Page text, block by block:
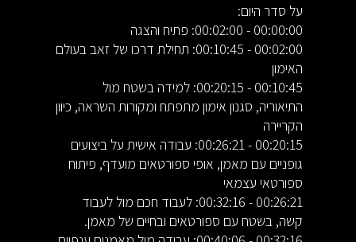
על סדר היום:
00:00:00 - 00:02:00: פתיח והצגה
00:02:00 - 00:10:45: תחילת דרכו של זאב בעולם
האימון
00:10:45 - 00:20:15: למידה בשטח מול
התיאוריה, סגנון אימון מתפתח ומקורות השראה, כיוון
הקריירה
00:20:15 - 00:26:21: עבודה אישית על ביצועים
גופניים עם מאמן, אופי ספורטאים מועדף, פיתוח
ספורטאי עצמאי
00:26:21 - 00:32:16: לעבוד חכם מול לעבוד
קשה, בשטח עם ספורטאים ובחיים של מאמן.